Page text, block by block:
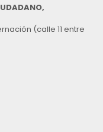
(calle 11 entre